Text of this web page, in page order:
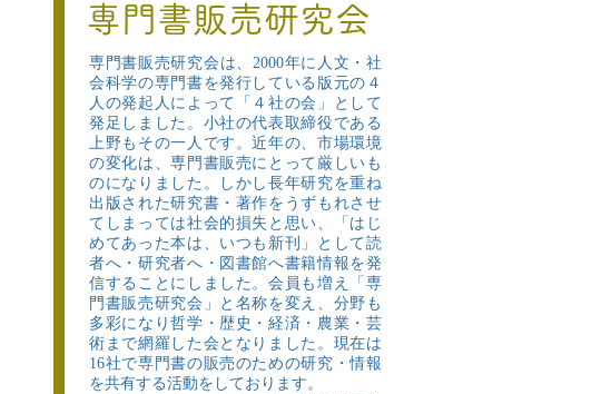
専門書販売研究会
専門書販売研究会は、2000年に人文・社
会科学の専門書を発行している版元の４
人の発起人によって「４社の会」として
発足しました。小社の代表取締役である
上野もその一人です。近年の、市場環境
の変化は、専門書販売にとって厳しいも
のになりました。しかし長年研究を重ね
出版された研究書・著作をうずもれさせ
てしまっては社会的損失と思い、「はじ
めてあった本は、いつも新刊」として読
者へ・研究者へ・図書館へ書籍情報を発
信することにしました。会員も増え「専
門書販売研究会」と名称を変え、分野も
多彩になり哲学・歴史・経済・農業・芸
術まで網羅した会となりました。現在は
16社で専門書の販売のための研究・情報
を共有する活動をしております。